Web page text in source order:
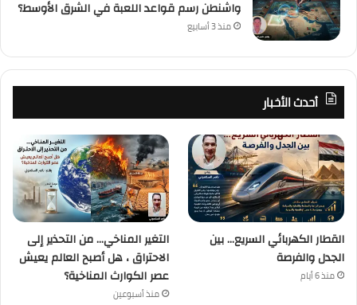
واشنطن رسم قواعد اللعبة في الشرق الأوسط؟
منذ 3 أسابيع
أحدث الأخبار
القطار الكهربائي السريع… بين
الجدل والفرصة
منذ 6 أيام
التغير المناخي… من التحذير إلى
الاحتراق ، هل أصبح العالم يعيش
عصر الكوارث المناخية؟
منذ أسبوعين